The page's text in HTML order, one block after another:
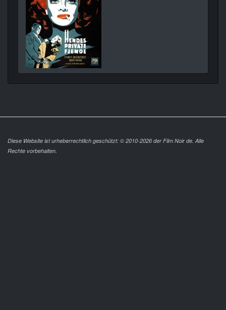
Diese Website ist urheberrechtlich geschützt: © 2010-2026 der Film Noir de. Alle
Rechte vorbehalten.